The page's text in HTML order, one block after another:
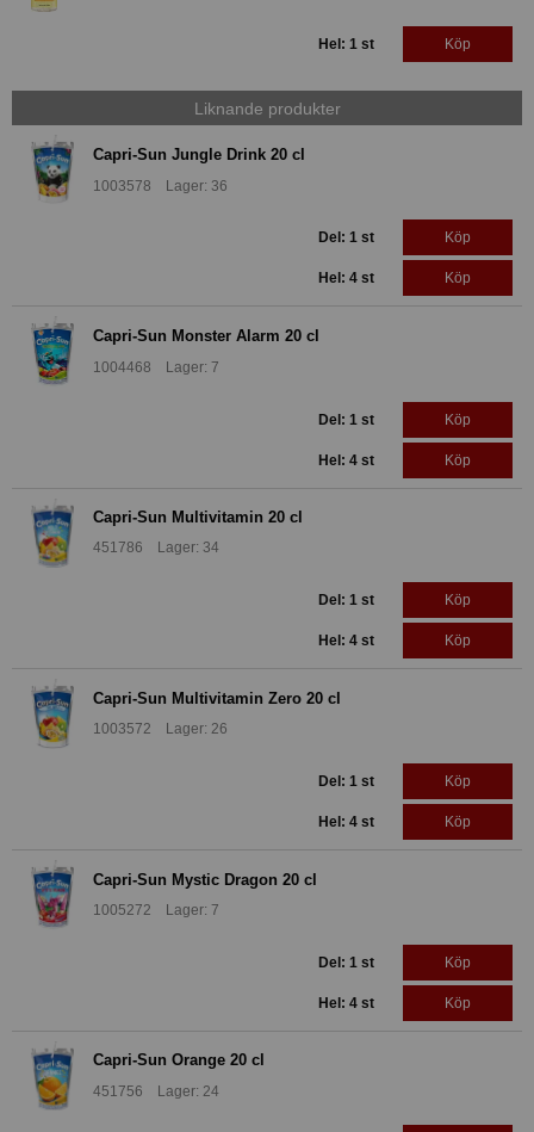
Hel: 1 st Köp
Liknande produkter
Capri-Sun Jungle Drink 20 cl
1003578 Lager: 36
Del: 1 st Köp
Hel: 4 st Köp
Capri-Sun Monster Alarm 20 cl
1004468 Lager: 7
Del: 1 st Köp
Hel: 4 st Köp
Capri-Sun Multivitamin 20 cl
451786 Lager: 34
Del: 1 st Köp
Hel: 4 st Köp
Capri-Sun Multivitamin Zero 20 cl
1003572 Lager: 26
Del: 1 st Köp
Hel: 4 st Köp
Capri-Sun Mystic Dragon 20 cl
1005272 Lager: 7
Del: 1 st Köp
Hel: 4 st Köp
Capri-Sun Orange 20 cl
451756 Lager: 24